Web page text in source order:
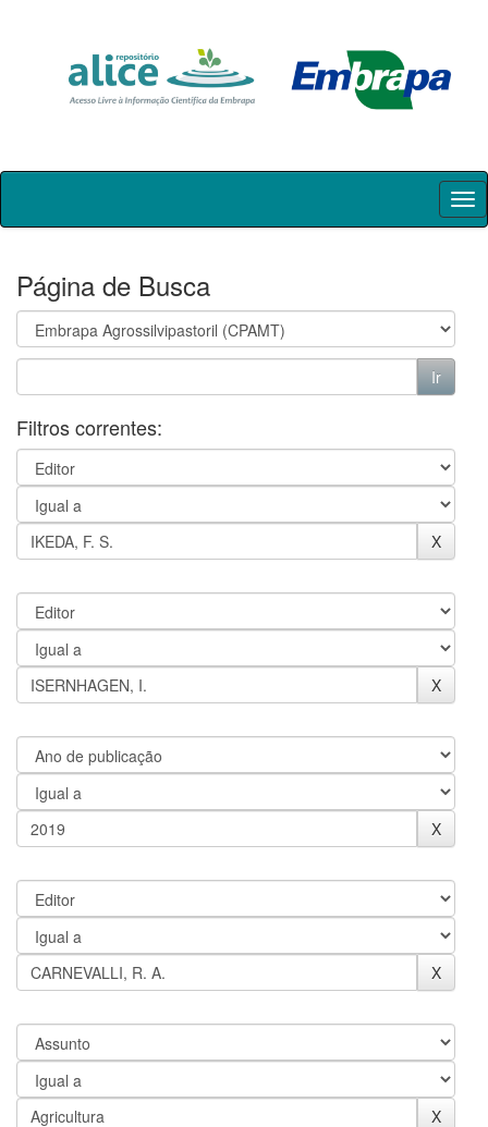
Skip
Página de Busca
Filtros correntes: